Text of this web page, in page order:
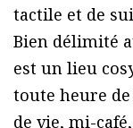
tactile et de
Bien délimité
est un lieu
toute heure
de vie, mi-